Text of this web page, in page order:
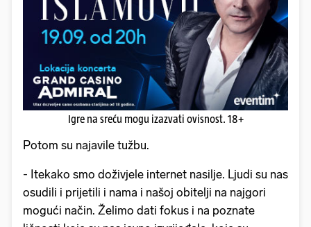
Igre na sreću mogu izazvati ovisnost. 18+
Potom su najavile tužbu.
- Itekako smo doživjele internet nasilje. Ljudi su nas
osudili i prijetili i nama i našoj obitelji na najgori
mogući način. Želimo dati fokus i na poznate